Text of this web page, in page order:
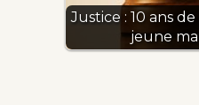
Justice : 10 ans
jeune